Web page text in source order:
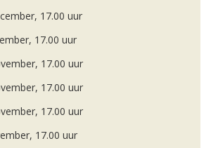
17.00 uur
17.00 uur
17.00 uur
17.00 uur
17.00 uur
17.00 uur